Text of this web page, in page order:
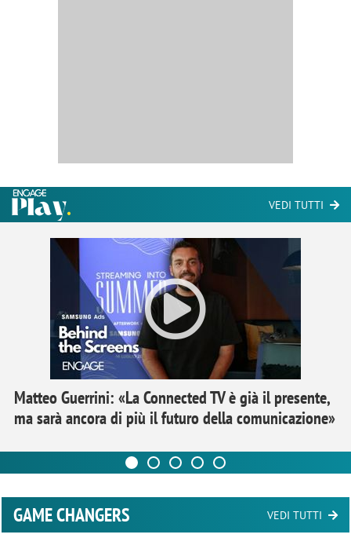
VEDI TUTTI
Matteo Guerrini: «La Connected TV è già il presente,
ma sarà ancora di più il futuro della comunicazione»
GAME CHANGERS VEDI TUTTI